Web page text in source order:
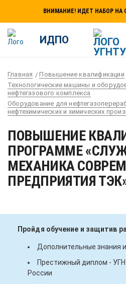
ВНИМАНИЕ! ИДЕТ НАБОР НА
ИДПО
Главная Повышение квалификации
Технологические машины и
нефтегазового комплекса
Оборудование для
нефтехимических и химических
ПОВЫШЕНИЕ
ПРОГРАММЕ
МЕХАНИКА
ПРЕДПРИЯТИЯ
Пройдя обучение и защитив
Дополнительные знания
Престижный диплом -
России